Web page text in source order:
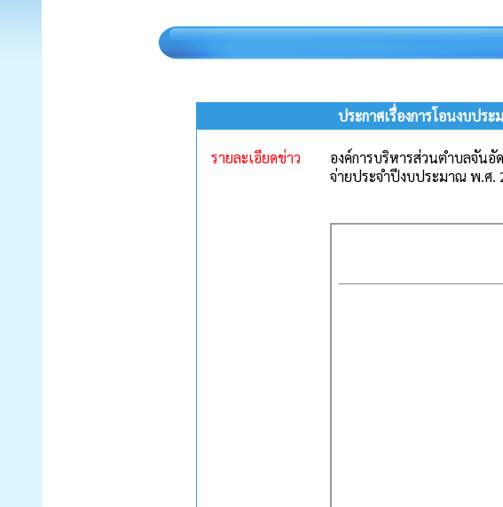
ประกาศเรื่องการโอนงบปร
รายละเอียดข่าว
องค์การบริหารส่วนตำบลจันอั
จ่ายประจำปีงบประมาณ พ.ศ.